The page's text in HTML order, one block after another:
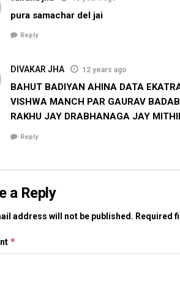
pura samachar del jai
Reply
DIVAKAR JHA 12 years ago
BAHUT BADIYAN AHINA DATA
VISHWA MANCH PAR GAURAV
RAKHU JAY DRABHANAGA JAY
Reply
a Reply
address will not be published. Required
*